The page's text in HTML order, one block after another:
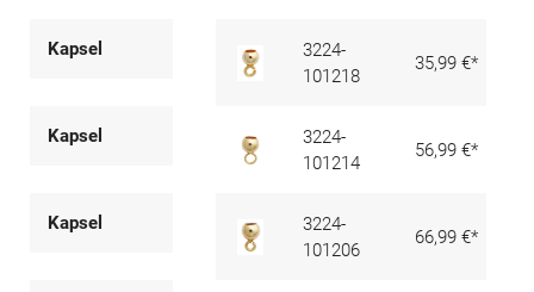
Kapsel
3224-
101218
35,99 €*
Kapsel
3224-
101214
56,99 €*
Kapsel
3224-
101206
66,99 €*